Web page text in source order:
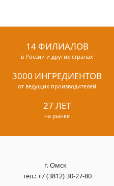
14 ФИЛИАЛОВ
в России и других странах
3000 ИНГРЕДИЕНТОВ
от ведущих производителей
27 ЛЕТ
на рынке
г. Омск
тел.:+7 (3812) 30-27-80